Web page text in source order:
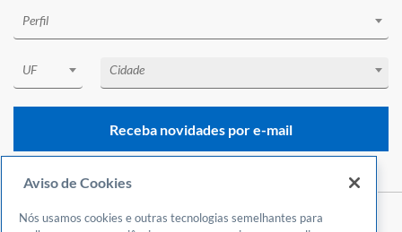
Perfil
UF Cidade
Receba novidades por e-mail
Aviso de Cookies
Nós usamos cookies e outras tecnologias semelhantes para